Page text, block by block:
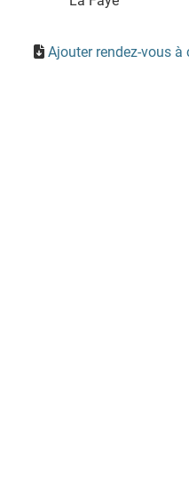
Ajouter rendez-vous à